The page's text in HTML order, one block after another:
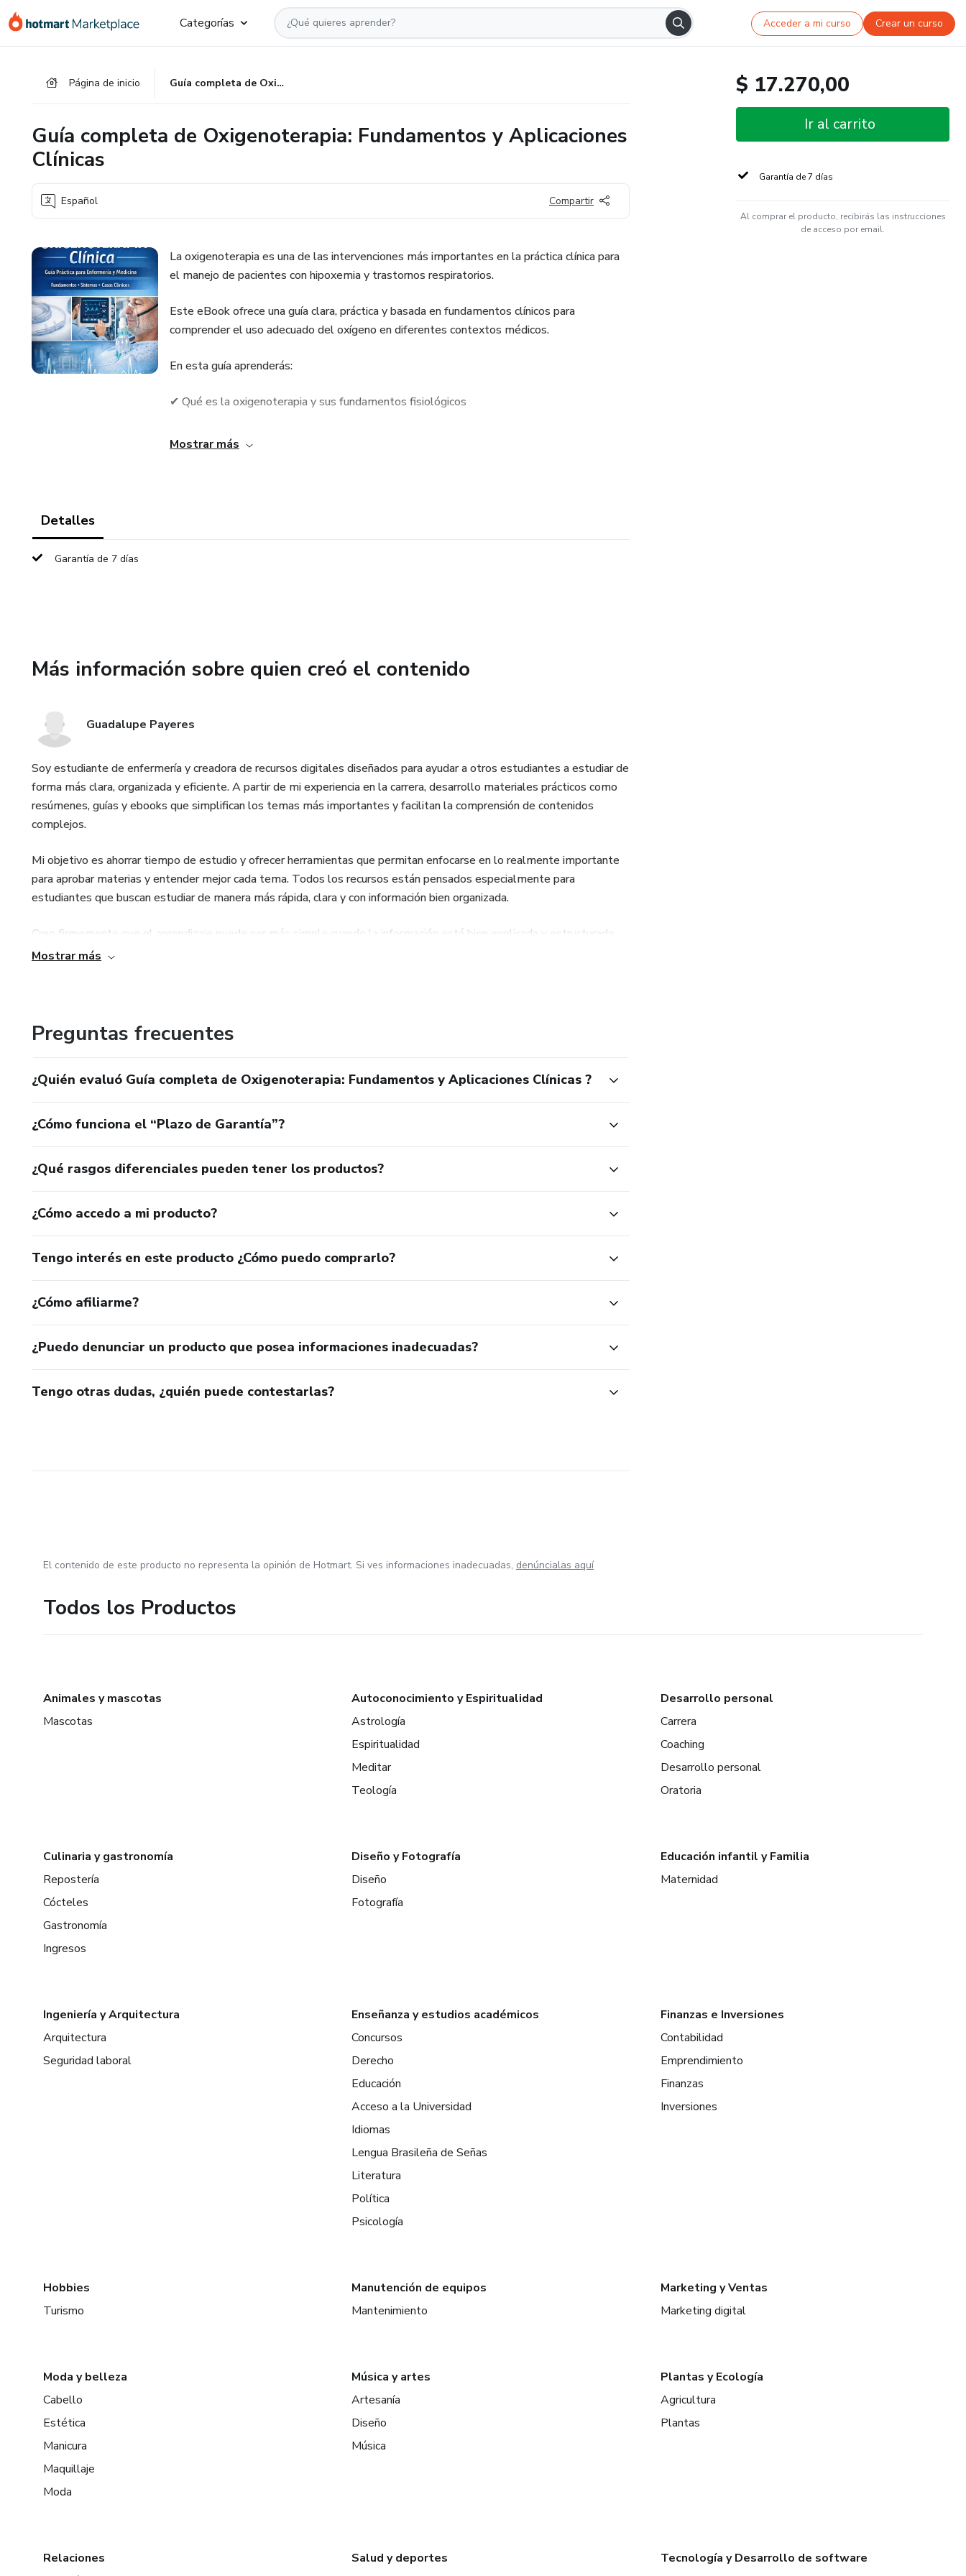
Categorías Acceder a mi curso Crear un curso
Página de inicio Guía completa de Oxigenoterapia: Fundamentos y Aplicaciones Clínicas
Guía completa de Oxigenoterapia: Fundamentos y Aplicaciones
Clínicas
Español Compartir
La oxigenoterapia es una de las intervenciones más importantes en la práctica clínica para
el manejo de pacientes con hipoxemia y trastornos respiratorios.
Este eBook ofrece una guía clara, práctica y basada en fundamentos clínicos para
comprender el uso adecuado del oxígeno en diferentes contextos médicos.
En esta guía aprenderás:
✔ Qué es la oxigenoterapia y sus fundamentos fisiológicos
✔ Cómo se administra el oxígeno en la práctica clínica
Estudiantes de enfermería
Estudiantes de medicina
Paramédicos y personal de emergencias
La guía presenta información clara, estructurada y útil para reforzar conocimientos clínicos y
mejorar la toma de decisiones en el manejo del oxígeno en pacientes.
Mostrar más
Detalles
Garantía de 7 días
Más información sobre quien creó el contenido
Guadalupe Payeres
Soy estudiante de enfermería y creadora de recursos digitales diseñados para ayudar a otros estudiantes a estudiar de
forma más clara, organizada y eficiente. A partir de mi experiencia en la carrera, desarrollo materiales prácticos como
resúmenes, guías y ebooks que simplifican los temas más importantes y facilitan la comprensión de contenidos
complejos.
Mi objetivo es ahorrar tiempo de estudio y ofrecer herramientas que permitan enfocarse en lo realmente importante
para aprobar materias y entender mejor cada tema. Todos los recursos están pensados especialmente para
estudiantes que buscan estudiar de manera más rápida, clara y con información bien organizada.
Creo firmemente que el aprendizaje puede ser más simple cuando la información está bien explicada y estructurada,
por eso comparto materiales que ayudan a acompañar el proceso de formación en enfermería y otras áreas de la
Mostrar más
Preguntas frecuentes
¿Quién evaluó Guía completa de Oxigenoterapia: Fundamentos y Aplicaciones Clínicas ?
¿Cómo funciona el “Plazo de Garantía”?
¿Qué rasgos diferenciales pueden tener los productos?
¿Cómo accedo a mi producto?
Tengo interés en este producto ¿Cómo puedo comprarlo?
¿Cómo afiliarme?
¿Puedo denunciar un producto que posea informaciones inadecuadas?
Tengo otras dudas, ¿quién puede contestarlas?
$ 17.270,00
Ir al carrito
Garantía de 7 días
Al comprar el producto, recibirás las instrucciones
de acceso por email.
El contenido de este producto no representa la opinión de Hotmart. Si ves informaciones inadecuadas, denúncialas aquí
Todos los Productos
Animales y mascotas
Mascotas
Autoconocimiento y Espiritualidad
Astrología
Espiritualidad
Meditar
Teología
Desarrollo personal
Carrera
Coaching
Desarrollo personal
Oratoria
Culinaria y gastronomía
Repostería
Cócteles
Gastronomía
Ingresos
Diseño y Fotografía
Diseño
Fotografía
Educación infantil y Familia
Maternidad
Ingeniería y Arquitectura
Arquitectura
Seguridad laboral
Enseñanza y estudios académicos
Concursos
Derecho
Educación
Acceso a la Universidad
Idiomas
Lengua Brasileña de Señas
Literatura
Política
Psicología
Finanzas e Inversiones
Contabilidad
Emprendimiento
Finanzas
Inversiones
Hobbies
Turismo
Manutención de equipos
Mantenimiento
Marketing y Ventas
Marketing digital
Moda y belleza
Cabello
Estética
Manicura
Maquillaje
Moda
Música y artes
Artesanía
Diseño
Música
Plantas y Ecología
Agricultura
Plantas
Relaciones
Salud y deportes
Tecnología y Desarrollo de software